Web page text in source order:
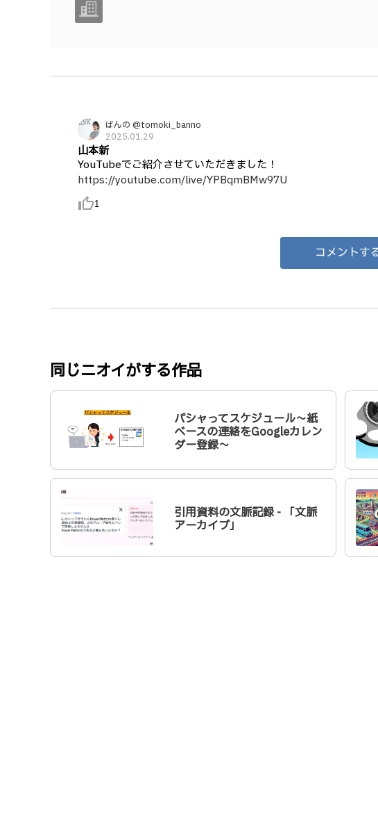
ばんの @tomoki_banno
2025.01.29
山本新
YouTubeでご紹介させていただきました！
https://youtube.com/live/YPBqmBMw97U
thumb_up_alt1
コメントす
同じニオイがする作品
パシャってスケジュール〜紙
ベースの連絡をGoogleカレン
ダー登録〜
引用資料の文脈記録 - 「文脈
アーカイブ」